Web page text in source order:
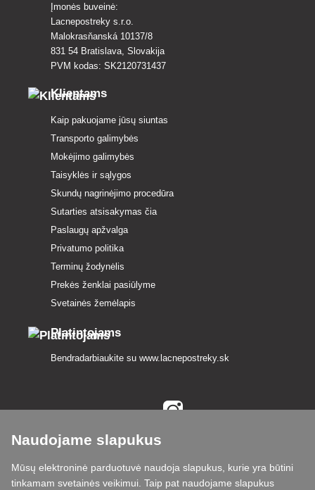
Įmonės buveinė:
Lacnepostreky s.r.o.
Malokrasňanská 10137/8
831 54 Bratislava, Slovakija
PVM kodas: SK2120731437
Klientams
Kaip pakuojame jūsų siuntas
Transporto galimybės
Mokėjimo galimybės
Taisyklės ir sąlygos
Skundų nagrinėjimo procedūra
Sutarties atsisakymas čia
Paslaugų apžvalga
Privatumo politika
Terminų žodynėlis
Prekės ženklai pasiūlyme
Svetainės žemėlapis
Platintojams
Bendradarbiaukite su www.lacnepostreky.sk
Visada suteiksime jums ekspertų patarimų
Skundai išnagrinėjami per 24 val
Naudojame slapukus
Mūsų elektroninė parduotuvė naudoja slapukus, kurie yra būtini
tinkamam svetainės veikimui. Taip pat naudojame slapukus